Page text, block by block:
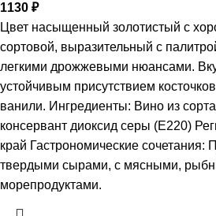
1130 ₽
Цвет насыщенный золотистый с
сортовой, выразительный с
легкими дрожжевыми нюансами.
устойчивым присутствием
ванили. Ингредиенты: Вино из
консервант диоксид серы (Е220)
край Гастрономические сочетания:
твердыми сырами, с мясными,
морепродуктами.